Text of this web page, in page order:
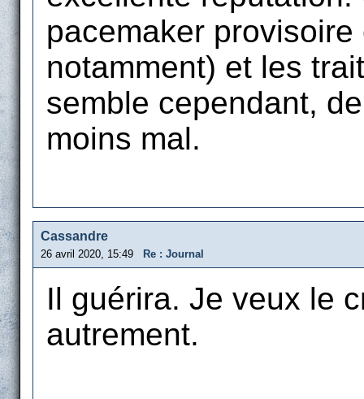
pacemaker
notamment) et les
semble cependant,
moins mal.
Cassandre
26 avril 2020, 15:49 Re : Journal
Il guérira. Je veux le
autrement.